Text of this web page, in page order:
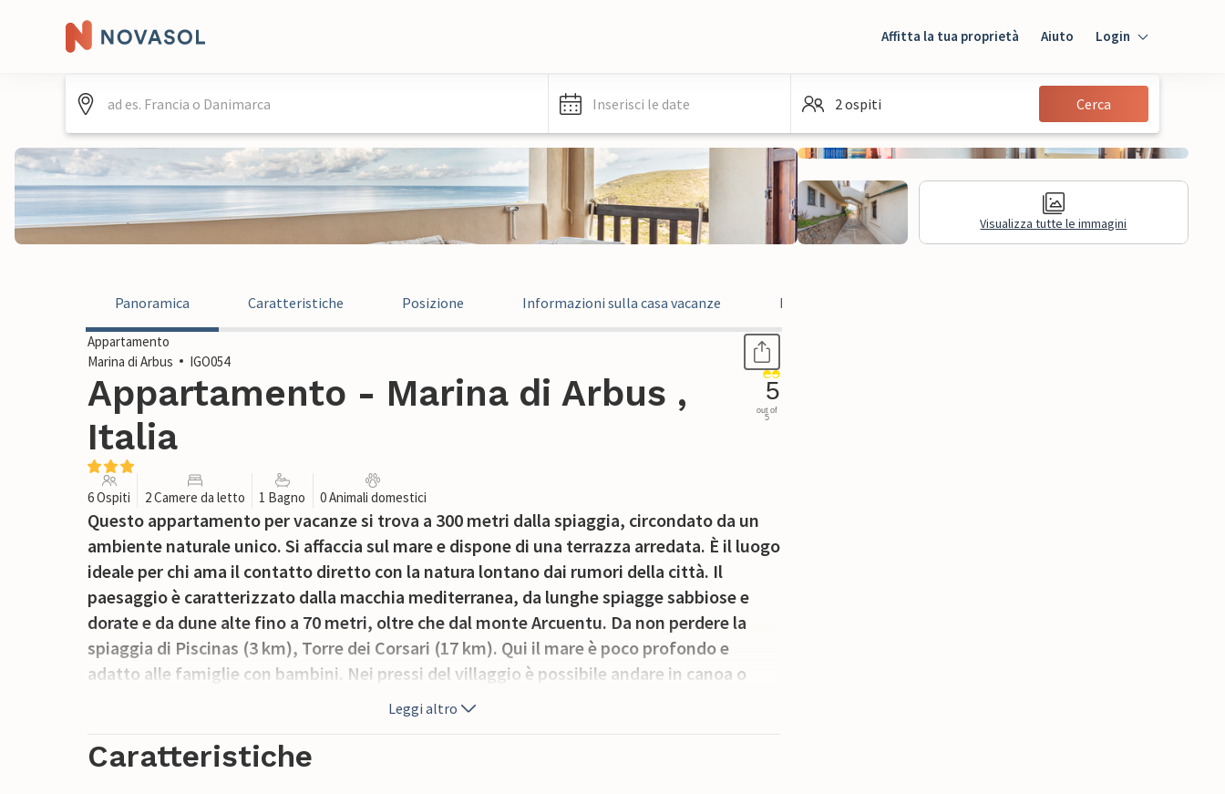
Affitta la tua proprietà Aiuto Login
Ospiti
Inserisci le date 2 ospiti Cerca
Visualizza tutte le immagini
Panoramica Caratteristiche Posizione Informazioni sulla casa vacanze Recensioni
Appartamento
Marina di Arbus
IGO054
Appartamento - Marina di Arbus ,
Italia
5
out of
5
6 Ospiti 2 Camere da letto 1 Bagno 0 Animali domestici
Questo appartamento per vacanze si trova a 300 metri dalla spiaggia, circondato da un
ambiente naturale unico. Si affaccia sul mare e dispone di una terrazza arredata. È il luogo
ideale per chi ama il contatto diretto con la natura lontano dai rumori della città. Il
paesaggio è caratterizzato dalla macchia mediterranea, da lunghe spiagge sabbiose e
dorate e da dune alte fino a 70 metri, oltre che dal monte Arcuentu. Da non perdere la
spiaggia di Piscinas (3 km), Torre dei Corsari (17 km). Qui il mare è poco profondo e
adatto alle famiglie con bambini. Nei pressi del villaggio è possibile andare in canoa o
noleggiare gommoni. C'è una rampa per lanciare in acqua gommoni e piccole
imbarcazioni, con la possibilità di ormeggiare vicino alla riva.
Leggi altro
Caratteristiche